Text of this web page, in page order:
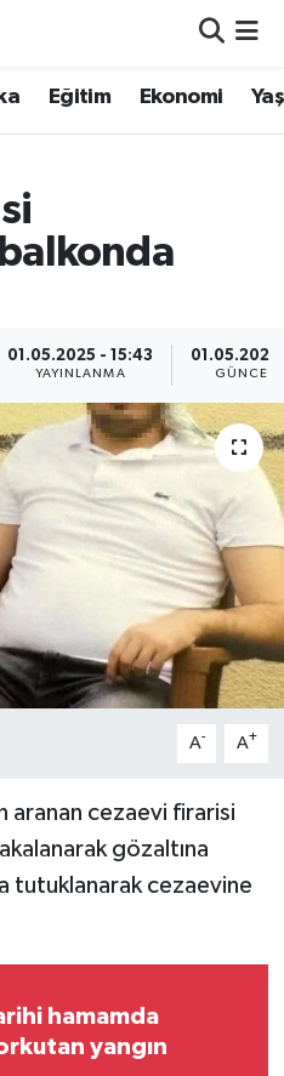
Eğitim Ekonomi
01.05.2025 - 15:43
YAYINLANMA
01.05.2025
A- A+
aranan cezaevi firarisi
gözaltına
tutuklanarak cezaevine
hamamda
yangın
ve Fikstür